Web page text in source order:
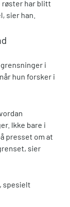
har blitt
sier han.
i
hun forsker i
Ikke bare i
presset om at
sier
spesielt